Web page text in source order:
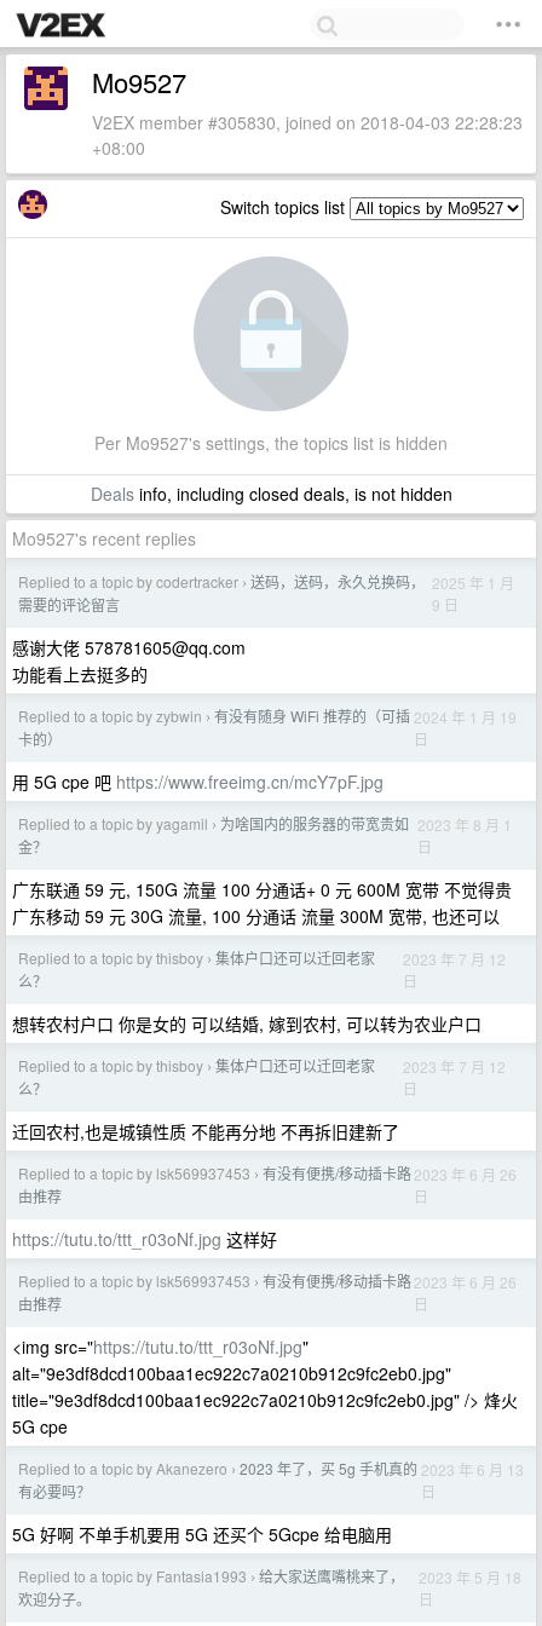
Mo9527
V2EX member #305830, joined on 2018-04-03 22:28:23
+08:00
Switch topics list
Per Mo9527's settings, the topics list is hidden
Dealsinfo, including closed deals, is not hidden
Mo9527's recent replies
Replied to a topic by codertracker › 送码，送码，永久兑换码，
需要的评论留言
2025 年 1 月
9 日
感谢大佬 578781605@qq.com
功能看上去挺多的
Replied to a topic by zybwin › 有没有随身 WiFi 推荐的（可插
卡的）
2024 年 1 月 19
日
用 5G cpe 吧 https://www.freeimg.cn/mcY7pF.jpg
Replied to a topic by yagamil › 为啥国内的服务器的带宽贵如
金？
2023 年 8 月 1
日
广东联通 59 元, 150G 流量 100 分通话+ 0 元 600M 宽带 不觉得贵
广东移动 59 元 30G 流量, 100 分通话 流量 300M 宽带, 也还可以
Replied to a topic by thisboy › 集体户口还可以迁回老家
么？
2023 年 7 月 12
日
想转农村户口 你是女的 可以结婚, 嫁到农村, 可以转为农业户口
Replied to a topic by thisboy › 集体户口还可以迁回老家
么？
2023 年 7 月 12
日
迁回农村,也是城镇性质 不能再分地 不再拆旧建新了
Replied to a topic by lsk569937453 › 有没有便携/移动插卡路
由推荐
2023 年 6 月 26
日
https://tutu.to/ttt_r03oNf.jpg 这样好
Replied to a topic by lsk569937453 › 有没有便携/移动插卡路
由推荐
2023 年 6 月 26
日
<img src="https://tutu.to/ttt_r03oNf.jpg"
alt="9e3df8dcd100baa1ec922c7a0210b912c9fc2eb0.jpg"
title="9e3df8dcd100baa1ec922c7a0210b912c9fc2eb0.jpg" /> 烽火
5G cpe
Replied to a topic by Akanezero › 2023 年了，买 5g 手机真的
有必要吗？
2023 年 6 月 13
日
5G 好啊 不单手机要用 5G 还买个 5Gcpe 给电脑用
Replied to a topic by Fantasia1993 › 给大家送鹰嘴桃来了，
欢迎分子。
2023 年 5 月 18
日